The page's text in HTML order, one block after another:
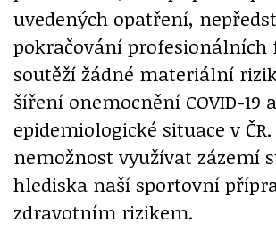
uvedených opatření,
pokračování profesionálních
soutěží žádné materiální
šíření onemocnění COVID-19
epidemiologické situace v
nemožnost využívat zázemí
hlediska naší sportovní
zdravotním rizikem.